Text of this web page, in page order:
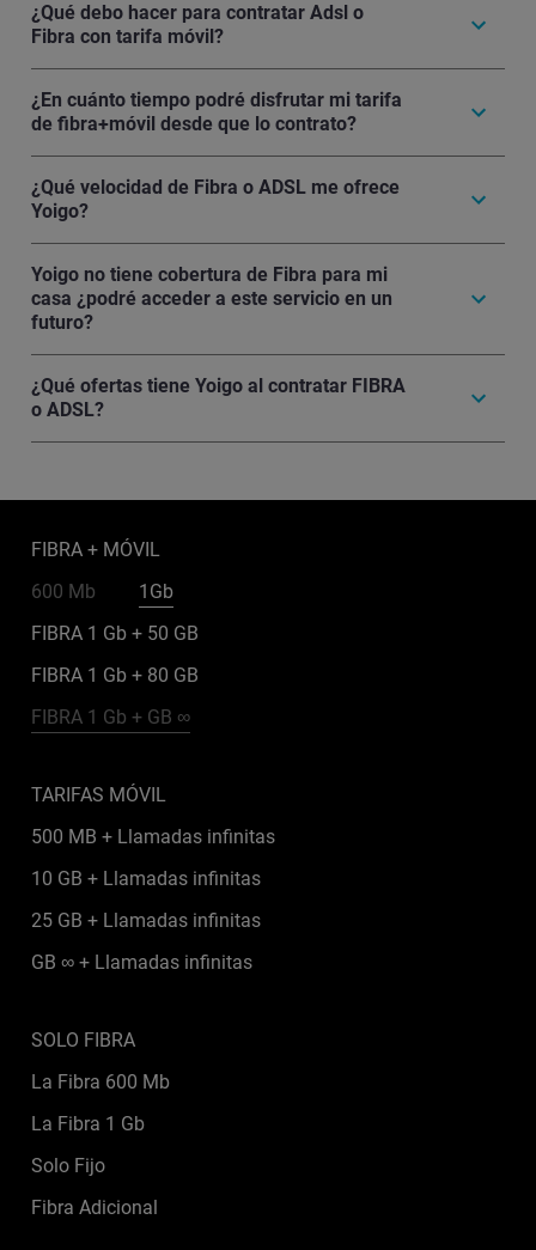
¿Qué debo hacer para contratar Adsl o
Fibra con tarifa móvil?
¿En cuánto tiempo podré disfrutar mi tarifa
de fibra+móvil desde que lo contrato?
¿Qué velocidad de Fibra o ADSL me ofrece
Yoigo?
Yoigo no tiene cobertura de Fibra para mi
casa ¿podré acceder a este servicio en un
futuro?
¿Qué ofertas tiene Yoigo al contratar FIBRA
o ADSL?
FIBRA + MÓVIL
600 Mb
1Gb
FIBRA 1 Gb + 50 GB
FIBRA 1 Gb + 80 GB
FIBRA 1 Gb + GB ∞
TARIFAS MÓVIL
500 MB + Llamadas infinitas
10 GB + Llamadas infinitas
25 GB + Llamadas infinitas
GB ∞ + Llamadas infinitas
SOLO FIBRA
La Fibra 600 Mb
La Fibra 1 Gb
Solo Fijo
Fibra Adicional